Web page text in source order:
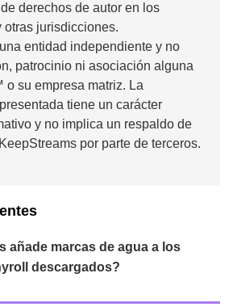
derechos de autor en los
otras jurisdicciones.
entidad independiente y no
patrocinio ni asociación alguna
su empresa matriz. La
tiene un carácter
y no implica un respaldo de
por parte de terceros.
añade marcas de agua a los
descargados?